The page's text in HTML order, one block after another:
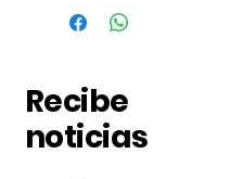
Recibe
noticias